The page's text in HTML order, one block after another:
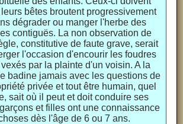
bêtes broutent progressivement
dégrader ou manger l'herbe des
contiguës. La non observation de
constitutive de faute grave, serait
l'occasion d'encourir les foudres
par la plainte d'un voisin. A la
badine jamais avec les questions de
privée et tout être humain, quel
sait où il peut et doit conduire ses
et filles ont une connaissance
dès l'âge de 6 ou 7 ans.